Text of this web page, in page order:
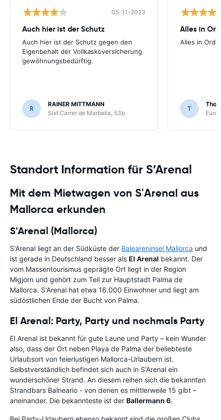
05-11-2023
Auch hier ist der Schutz
Auch hier ist der Schutz gegen den
Eigenbehalt der Vollkaskoversicherung
gewöhnungsbedürftig.
R
RAINER MITTMANN
Sixt Carrer de Marbella, 53b
Alles in
Alles in
T
Standort Information für S’Arenal
Mit dem Mietwagen von S'Arenal aus
Mallorca erkunden
S'Arenal (Mallorca)
S'Arenal liegt an der Südküste der Baleareninsel Mallorca und
ist gerade in Deutschland besser als El Arenal bekannt. Der
vom Massentourismus geprägte Ort liegt in der Region
Migjorn und gehört zum Teil zur Hauptstadt Palma de
Mallorca. S'Arenal hat etwa 16.000 Einwohner und liegt am
südöstlichen Ende der Bucht von Palma.
El Arenal: Party, Party und nochmals Party
El Arenal ist bekannt für gute Laune und Party – kein Wunder
also, dass der Ort neben Playa de Palma der beliebteste
Urlaubsort von feierlustigen Mallorca-Urlaubern ist.
Selbstverständlich befindet sich auch in S'Arenal ein
wunderschöner Strand. An diesem reihen sich die bekannten
Strandbars Balneario - von denen es mittlerweile 15 gibt –
aneinander. Die bekannteste ist der Ballermann 6.